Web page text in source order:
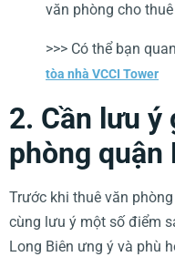
văn phòng cho
>>> Có thể bạn
tòa nhà VCCI Tower
2. Cần lưu ý
phòng quận
Trước khi thuê văn
cùng lưu ý một số điểm
Long Biên ưng ý và phù